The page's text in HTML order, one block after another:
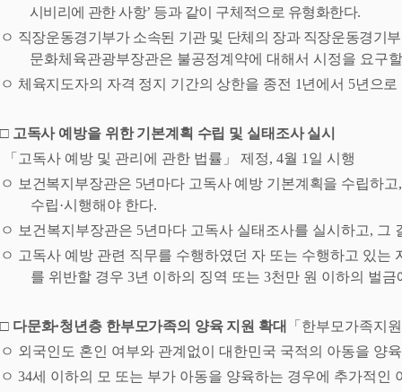
시비리에 관한 사항’ 등과 같이 구체적으로 유형화한다.
ㅇ 직장운동경기부가 소속된 기관 및 단체의 장과 직장운동경기
문화체육관광부장관은 불공정계약에 대해서 시정을 요구
ㅇ 체육지도자의 자격 정지 기간의 상한을 종전 1 년에서 5년으로
□ 고독사 예방을 위한 기본계획 수립 및 실태조사 실시
「 고독사 예방 및 관리에 관한 법률 」 제정, 4월 1 일 시행
ㅇ 보건복지부장관은 5년마다 고독사 예방 기본계획을 수립하고
수립 ·시행해야 한다.
ㅇ 보건복지부장관은 5년마다 고독사 실태조사를 실시하고, 그
ㅇ 고독사 예방 관련 직무를 수행하였던 자 또는 수행하고 있
를 위반할 경우 3년 이하의 징역 또는 3천만 원 이하의 벌금
□ 다문화·청년층 한부모가족의 양육 지원 확대 「 한부모가족지
ㅇ 외국인도 혼인 여부와 관계없이 대한민국 국적의 아동을 양
ㅇ 34세 이하의 모 또는 부가 아동을 양육하는 경우에 추가적인